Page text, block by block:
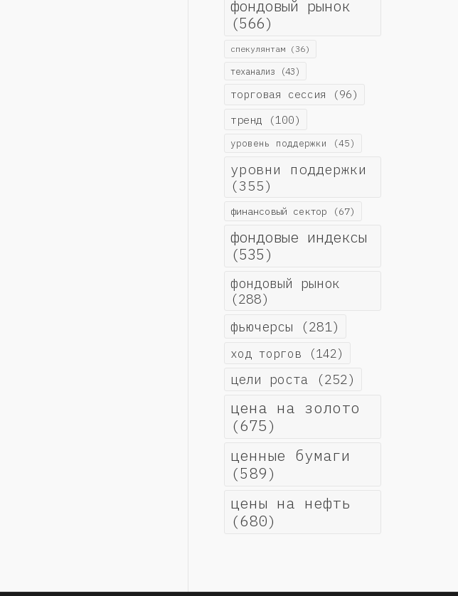
фондовый рынок
(566)
спекулянтам(36)
теханализ (43)
торговая сессия (96)
тренд (100)
уровень поддержки (45)
уровни поддержки
(355)
финансовый сектор (67)
фондовые индексы
(535)
фондовый рынок
(288)
фьючерсы (281)
ход торгов (142)
цели роста (252)
цена на золото
(675)
ценные бумаги
(589)
цены на нефть
(680)